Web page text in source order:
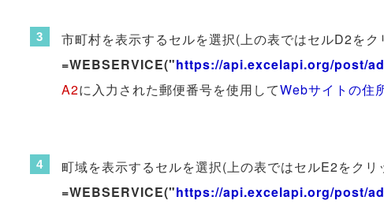
市町村を表示するセルを選択(上の表ではセルD2をク
=WEBSERVICE("https://api.excelapi.org/post/
A2に入力された郵便番号を使用してWebサイトの住
町域を表示するセルを選択(上の表ではセルE2をクリ
=WEBSERVICE("https://api.excelapi.org/post/